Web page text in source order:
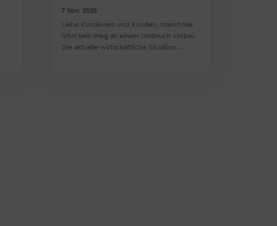
7 Nov. 2025
Liebe Kundinnen und Kunden, manchmal
führt kein Weg an einem Umbruch vorbei.
Die aktuelle wirtschaftliche Situation...